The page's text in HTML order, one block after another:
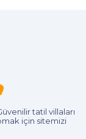
tatil villaları
için sitemizi